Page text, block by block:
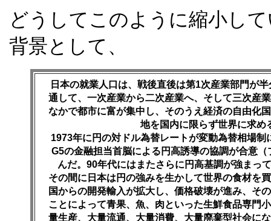
どうしてこのように縮小し
背景として、
日本の就業人口は、戦後直後は第1次産業部門が
通して、一次産業から二次産業へ、そして三次産
なかで都市に富が集中し、そのうえ経済の自由化
地を国内に限らず世界に求め
1973年に円の対ドル為替レートが変動為替相場
G5の金融担当首脳による円高誘導の協調が合意
んだ。90年代にはまたさらに円高基調が強まっ
その間に日本は円の強みを生かして世界の食材を
国からの開発輸入が拡大し、価格破壊が進み、そ
ことによって青果、魚、肉といった生鮮食品専門
量生産、大量流通、大量消費、大量廃棄型社会に